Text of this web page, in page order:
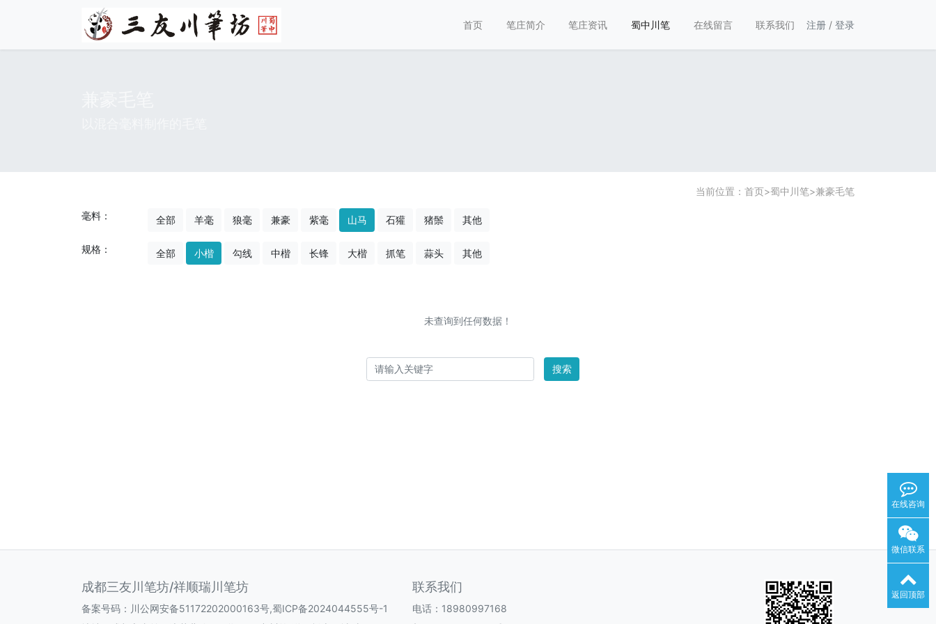
首页 笔庄简介 笔庄资讯 蜀中川笔 在线留言 联系我们 注册 / 登录
当前位置： 首页>蜀中川笔>兼豪毛笔
毫料： 全部 羊毫 狼毫 兼豪 紫毫 山马 石獾 猪鬃 其他
规格： 全部 小楷 勾线 中楷 长锋 大楷 抓笔 蒜头 其他
未查询到任何数据！
搜索
成都三友川笔坊/祥顺瑞川笔坊
备案号码： 川公网安备51172202000163号,蜀ICP备2024044555号-1
联系我们
电话：18980997168
在线咨询
微信联系
返回顶部